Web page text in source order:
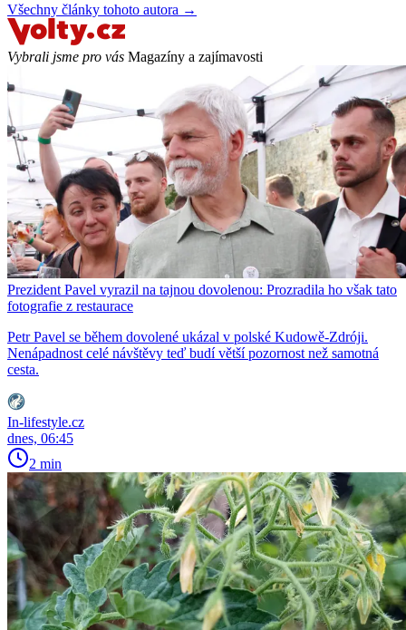
Všechny články tohoto autora →
Vybrali jsme pro vás Magazíny a zajímavosti
Prezident Pavel vyrazil na tajnou dovolenou: Prozradila ho však tato
fotografie z restaurace
Petr Pavel se během dovolené ukázal v polské Kudowě-Zdróji.
Nenápadnost celé návštěvy teď budí větší pozornost než samotná
cesta.
In-lifestyle.cz
dnes, 06:45
2 min